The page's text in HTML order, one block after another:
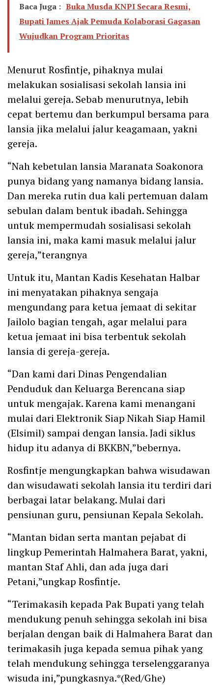
Baca Juga : Buka Musda KNPI Secara Resmi,
Bupati James Ajak Pemuda Kolaborasi Gagasan
Wujudkan Program Prioritas
Menurut Rosfintje, pihaknya mulai
melakukan sosialisasi sekolah lansia ini
melalui gereja. Sebab menurutnya, lebih
cepat bertemu dan berkumpul bersama para
lansia jika melalui jalur keagamaan, yakni
gereja.
“Nah kebetulan lansia Maranata Soakonora
punya bidang yang namanya bidang lansia.
Dan mereka rutin dua kali pertemuan dalam
sebulan dalam bentuk ibadah. Sehingga
untuk mempermudah sosialisasi sekolah
lansia ini, maka kami masuk melalui jalur
gereja,”terangnya
Untuk itu, Mantan Kadis Kesehatan Halbar
ini menyatakan pihaknya sengaja
mengundang para ketua jemaat di sekitar
Jailolo bagian tengah, agar melalui para
ketua jemaat ini bisa terbentuk sekolah
lansia di gereja-gereja.
“Dan kami dari Dinas Pengendalian
Penduduk dan Keluarga Berencana siap
untuk mengajak. Karena kami menangani
mulai dari Elektronik Siap Nikah Siap Hamil
(Elsimil) sampai dengan lansia. Jadi siklus
hidup itu adanya di BKKBN,”bebernya.
Rosfintje mengungkapkan bahwa wisudawan
dan wisudawati sekolah lansia itu terdiri dari
berbagai latar belakang. Mulai dari
pensiunan guru, pensiunan Kepala Sekolah.
“Mantan bidan serta mantan pejabat di
lingkup Pemerintah Halmahera Barat, yakni,
mantan Staf Ahli, dan ada juga dari
Petani,”ungkap Rosfintje.
“Terimakasih kepada Pak Bupati yang telah
mendukung penuh sehingga sekolah ini bisa
berjalan dengan baik di Halmahera Barat dan
terimakasih juga kepada semua pihak yang
telah mendukung sehingga terselenggaranya
wisuda ini,”pungkasnya.*(Red/Ghe)